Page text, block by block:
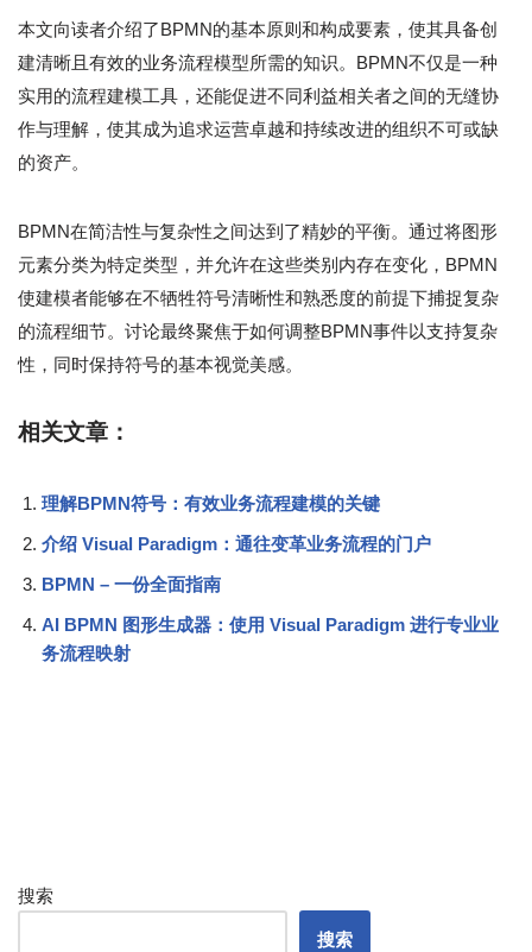
本文向读者介绍了BPMN的基本原则和构成要素，使其具备创
建清晰且有效的业务流程模型所需的知识。BPMN不仅是一种
实用的流程建模工具，还能促进不同利益相关者之间的无缝协
作与理解，使其成为追求运营卓越和持续改进的组织不可或缺
的资产。
BPMN在简洁性与复杂性之间达到了精妙的平衡。通过将图形
元素分类为特定类型，并允许在这些类别内存在变化，BPMN
使建模者能够在不牺牲符号清晰性和熟悉度的前提下捕捉复杂
的流程细节。讨论最终聚焦于如何调整BPMN事件以支持复杂
性，同时保持符号的基本视觉美感。
相关文章：
理解BPMN符号：有效业务流程建模的关键
介绍 Visual Paradigm：通往变革业务流程的门户
BPMN – 一份全面指南
AI BPMN 图形生成器：使用 Visual Paradigm 进行专业业
务流程映射
搜索
搜索